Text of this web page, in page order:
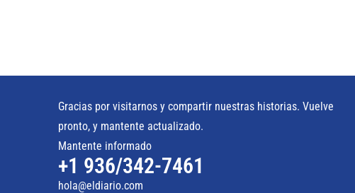
Gracias por visitarnos y compartir nuestras historias. Vuelve
pronto, y mantente actualizado.
Mantente informado
+1 936/342-7461
hola@eldiario.com